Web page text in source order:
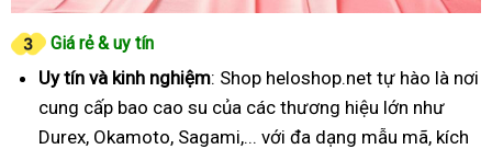
Giá rẻ & uy tín
Uy tín và kinh nghiệm: Shop heloshop.net tự hào là nơi
cung cấp bao cao su của các thương hiệu lớn như
Durex, Okamoto, Sagami,... với đa dạng mẫu mã, kích